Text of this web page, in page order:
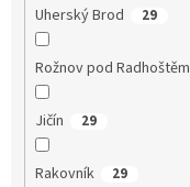
Uherský Brod 29
Rožnov pod Radhoštěm
Jičín 29
Rakovník 29